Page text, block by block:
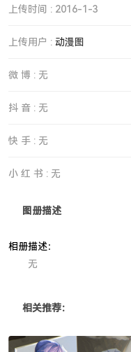
上传时间 : 2016-1-3
上传用户 : 动漫图
微 博 : 无
抖 音 : 无
快 手 : 无
小 红 书 : 无
图册描述
相册描述：
无
相关推荐：